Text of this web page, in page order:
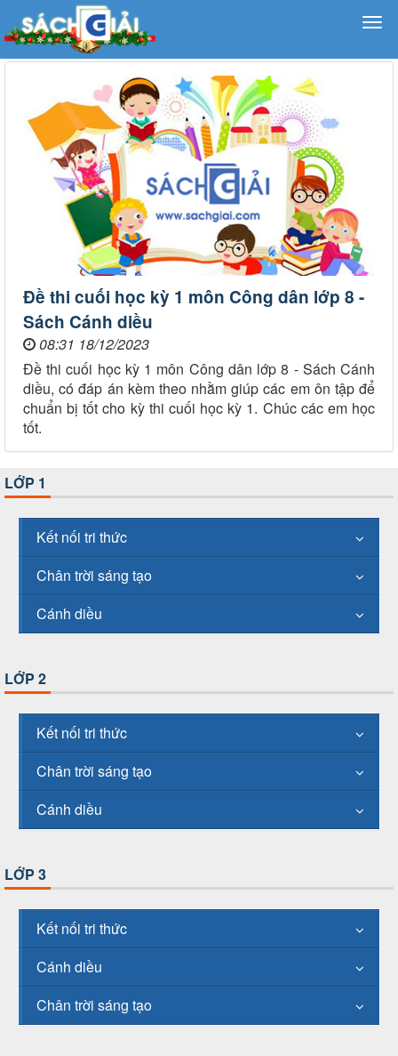
Đề thi cuối học kỳ 1 môn Công dân lớp 8 -
Sách Cánh diều
08:31 18/12/2023
Đề thi cuối học kỳ 1 môn Công dân lớp 8 - Sách Cánh
diều, có đáp án kèm theo nhằm giúp các em ôn tập để
chuẩn bị tốt cho kỳ thi cuối học kỳ 1. Chúc các em học
tốt.
LỚP 1
Kết nối tri thức
Chân trời sáng tạo
Cánh diều
LỚP 2
Kết nối tri thức
Chân trời sáng tạo
Cánh diều
LỚP 3
Kết nối tri thức
Cánh diều
Chân trời sáng tạo